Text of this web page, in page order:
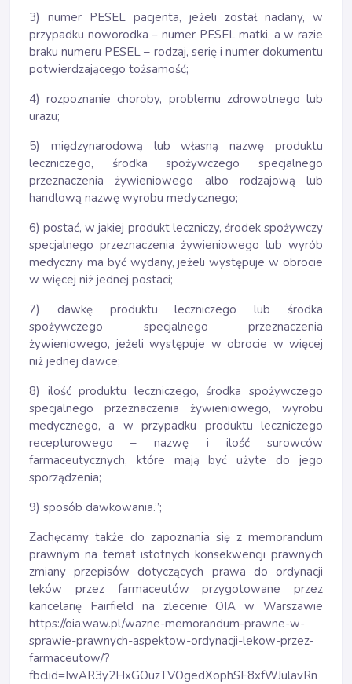
3) numer PESEL pacjenta, jeżeli został nadany, w
przypadku noworodka – numer PESEL matki, a w razie
braku numeru PESEL – rodzaj, serię i numer dokumentu
potwierdzającego tożsamość;
4) rozpoznanie choroby, problemu zdrowotnego lub
urazu;
5) międzynarodową lub własną nazwę produktu
leczniczego, środka spożywczego specjalnego
przeznaczenia żywieniowego albo rodzajową lub
handlową nazwę wyrobu medycznego;
6) postać, w jakiej produkt leczniczy, środek spożywczy
specjalnego przeznaczenia żywieniowego lub wyrób
medyczny ma być wydany, jeżeli występuje w obrocie
w więcej niż jednej postaci;
7) dawkę produktu leczniczego lub środka
spożywczego specjalnego przeznaczenia
żywieniowego, jeżeli występuje w obrocie w więcej
niż jednej dawce;
8) ilość produktu leczniczego, środka spożywczego
specjalnego przeznaczenia żywieniowego, wyrobu
medycznego, a w przypadku produktu leczniczego
recepturowego – nazwę i ilość surowców
farmaceutycznych, które mają być użyte do jego
sporządzenia;
9) sposób dawkowania.”;
Zachęcamy także do zapoznania się z memorandum
prawnym na temat istotnych konsekwencji prawnych
zmiany przepisów dotyczących prawa do ordynacji
leków przez farmaceutów przygotowane przez
kancelarię Fairfield na zlecenie OIA w Warszawie
https://oia.waw.pl/wazne-memorandum-prawne-w-
sprawie-prawnych-aspektow-ordynacji-lekow-przez-
farmaceutow/?
fbclid=IwAR3y2HxGOuzTVOgedXophSF8xfWJulavRn